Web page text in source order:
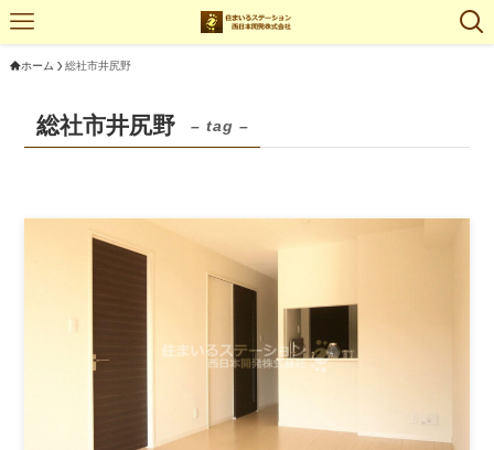
ホーム 総社市井尻野
総社市井尻野 – tag –